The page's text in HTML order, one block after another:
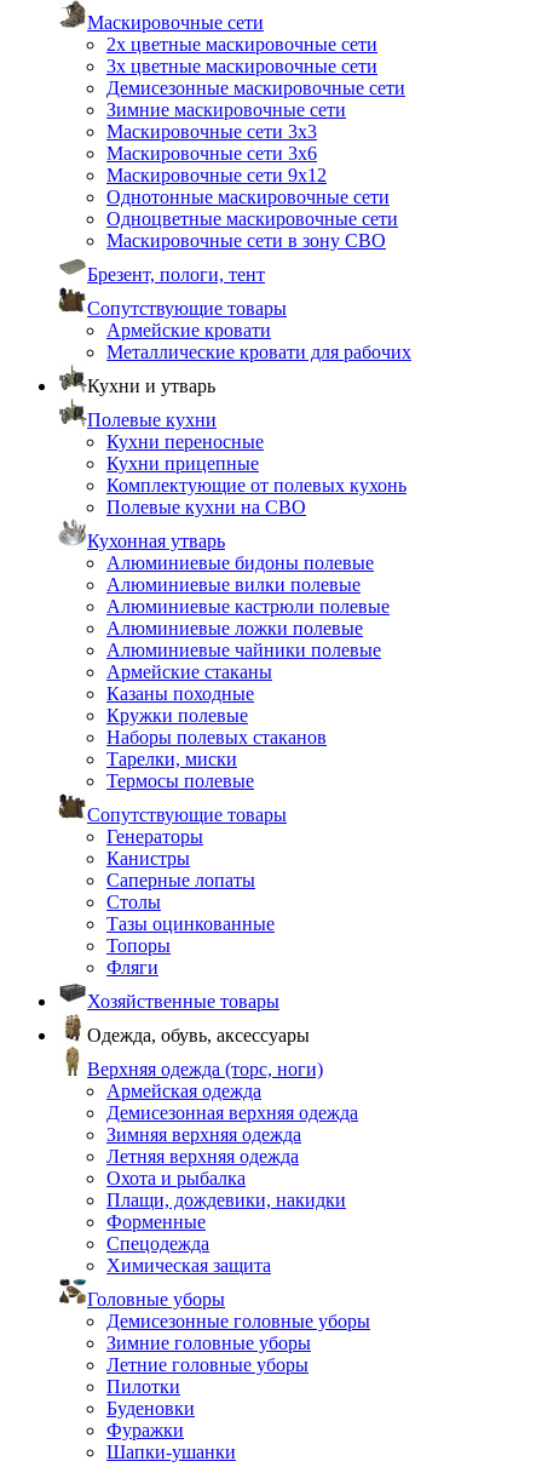
Маскировочные сети
2х цветные маскировочные сети
3х цветные маскировочные сети
Демисезонные маскировочные сети
Зимние маскировочные сети
Маскировочные сети 3х3
Маскировочные сети 3х6
Маскировочные сети 9х12
Однотонные маскировочные сети
Одноцветные маскировочные сети
Маскировочные сети в зону СВО
Брезент, пологи, тент
Сопутствующие товары
Армейские кровати
Металлические кровати для рабочих
Кухни и утварь
Полевые кухни
Кухни переносные
Кухни прицепные
Комплектующие от полевых кухонь
Полевые кухни на СВО
Кухонная утварь
Алюминиевые бидоны полевые
Алюминиевые вилки полевые
Алюминиевые кастрюли полевые
Алюминиевые ложки полевые
Алюминиевые чайники полевые
Армейские стаканы
Казаны походные
Кружки полевые
Наборы полевых стаканов
Тарелки, миски
Термосы полевые
Сопутствующие товары
Генераторы
Канистры
Саперные лопаты
Столы
Тазы оцинкованные
Топоры
Фляги
Хозяйственные товары
Одежда, обувь, аксессуары
Верхняя одежда (торс, ноги)
Армейская одежда
Демисезонная верхняя одежда
Зимняя верхняя одежда
Летняя верхняя одежда
Охота и рыбалка
Плащи, дождевики, накидки
Форменные
Спецодежда
Химическая защита
Головные уборы
Демисезонные головные уборы
Зимние головные уборы
Летние головные уборы
Пилотки
Буденовки
Фуражки
Шапки-ушанки